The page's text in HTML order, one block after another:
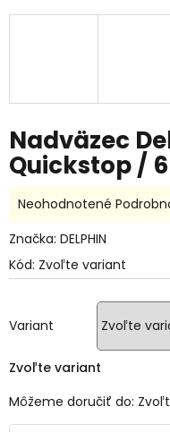
Nadväzec
Quickstop /
Kód: Zvoľte variant
Variant
Zvoľte variant
Môžeme doručiť do:
Priemerné
produktu
0,0
hviezdičiek.
Neohodnotené
Značka: DELPHIN